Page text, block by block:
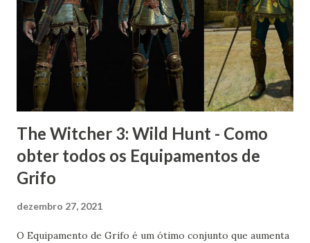
The Witcher 3: Wild Hunt - Como
obter todos os Equipamentos de
Grifo
dezembro 27, 2021
O Equipamento de Grifo é um ótimo conjunto que aumenta